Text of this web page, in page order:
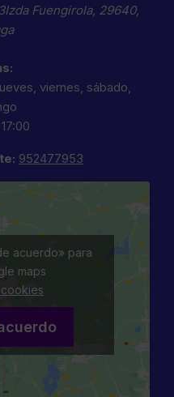
Fuengirola, 29640,
viernes, sábado,
952477953
acuerdo» para
maps